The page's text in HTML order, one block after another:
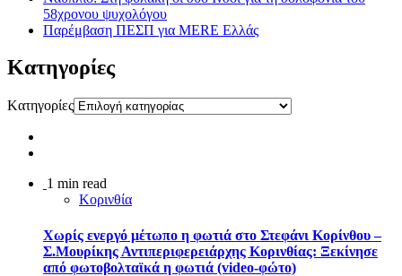
58χρονου ψυχολόγου
Παρέμβαση ΠΕΣΠ για MERE Ελλάς
Kατηγορίες
Kατηγορίες
1 min read
Κορινθία
Χωρίς ενεργό μέτωπο η φωτιά στο Στεφάνι Κορίνθου –
Σ.Μουρίκης Αντιπεριφερειάρχης Κορινθίας: Ξεκίνησε
από φωτοβολταϊκά η φωτιά (video-φώτο)